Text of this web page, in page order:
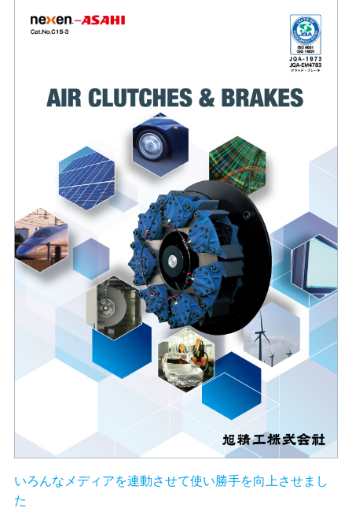
いろんなメディアを連動させて使い勝手を向上させまし
た